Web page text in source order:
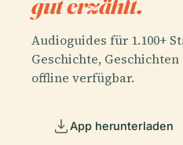
Audioguides für 1.100+
Geschichte,
offline verfügbar.
App herunterladen